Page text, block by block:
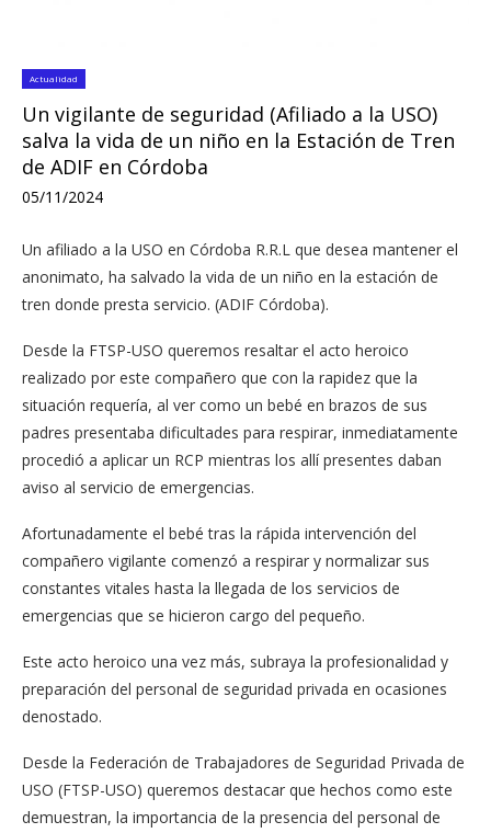
Actualidad
Un vigilante de seguridad (Afiliado a la USO)
salva la vida de un niño en la Estación de Tren
de ADIF en Córdoba
05/11/2024
Un afiliado a la USO en Córdoba R.R.L que desea mantener el
anonimato, ha salvado la vida de un niño en la estación de
tren donde presta servicio. (ADIF Córdoba).
Desde la FTSP-USO queremos resaltar el acto heroico
realizado por este compañero que con la rapidez que la
situación requería, al ver como un bebé en brazos de sus
padres presentaba dificultades para respirar, inmediatamente
procedió a aplicar un RCP mientras los allí presentes daban
aviso al servicio de emergencias.
Afortunadamente el bebé tras la rápida intervención del
compañero vigilante comenzó a respirar y normalizar sus
constantes vitales hasta la llegada de los servicios de
emergencias que se hicieron cargo del pequeño.
Este acto heroico una vez más, subraya la profesionalidad y
preparación del personal de seguridad privada en ocasiones
denostado.
Desde la Federación de Trabajadores de Seguridad Privada de
USO (FTSP-USO) queremos destacar que hechos como este
demuestran, la importancia de la presencia del personal de